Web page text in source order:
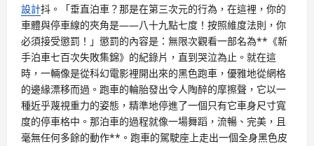
設計抖。「垂直泊車？那是在第三次元的行為，在這裡，你的
車體與停車線的夾角是——八十九點七度！按照維度法則，你
必須接受懲罰！」懲罰的內容是：無限次觀看一部名為**《新
手泊車七百次失敗集錦》的紀錄片，直到哭泣為止。就在這
時，一輛像是從科幻電影裡開出來的黑色跑車，優雅地從網格
的邊緣漂移而過。跑車的輪胎發出令人陶醉的摩擦聲，它以一
種近乎蔑視重力的姿態，精準地停進了一個只有它車身尺寸寬
度的停車格中。那泊車的過程就像一場舞蹈，流暢、完美，且
毫無任何多餘的動作**。跑車的駕駛座上走出一個全身黑色皮